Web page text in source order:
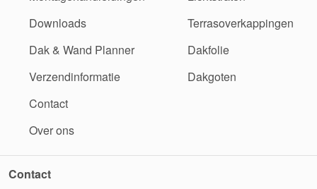
Downloads
Dak & Wand Planner
Verzendinformatie
Contact
Over ons
Terrasoverkappingen
Dakfolie
Dakgoten
Contact